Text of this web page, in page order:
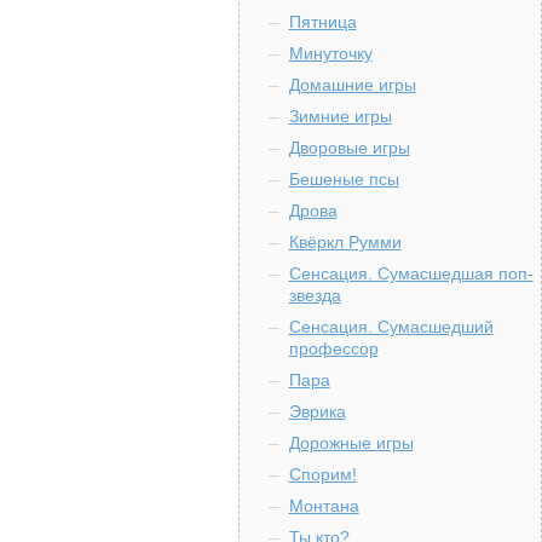
Пятница
Минуточку
Домашние игры
Зимние игры
Дворовые игры
Бешеные псы
Дрова
Квёркл Румми
Сенсация. Сумасшедшая поп-
звезда
Сенсация. Сумасшедший
профессор
Пара
Эврика
Дорожные игры
Спорим!
Монтана
Ты кто?